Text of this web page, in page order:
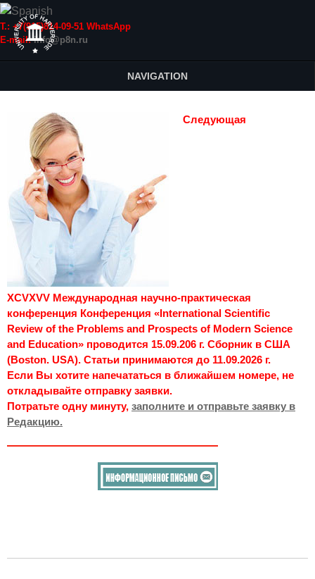
Т.: +7(915)814-09-51 WhatsApp
E-mail:info@p8n.ru
NAVIGATION
Следующая
XCVXVV Международная научно-практическая
конференция Конференция «International Scientific
Review of the Problems and Prospects of Modern Science
and Education» проводится 15.09.206 г. Сборник в США
(Boston. USA). Статьи принимаются до 11.09.2026 г.
Если Вы хотите напечататься в ближайшем номере, не
откладывайте отправку заявки.
Потратьте одну минуту, заполните и отправьте заявку в
Редакцию.